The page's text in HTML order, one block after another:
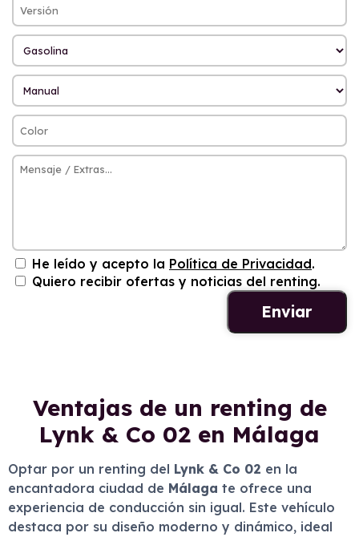
He leído y acepto la Política de Privacidad.
Quiero recibir ofertas y noticias del renting.
Ventajas de un renting de
Lynk & Co 02 en Málaga
Optar por un renting del Lynk & Co 02 en la
encantadora ciudad de Málaga te ofrece una
experiencia de conducción sin igual. Este vehículo
destaca por su diseño moderno y dinámico, ideal